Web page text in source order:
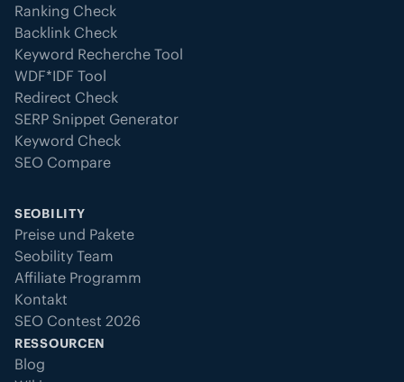
Ranking Check
Backlink Check
Keyword Recherche Tool
WDF*IDF Tool
Redirect Check
SERP Snippet Generator
Keyword Check
SEO Compare
SEOBILITY
Preise und Pakete
Seobility Team
Affiliate Programm
Kontakt
SEO Contest 2026
RESSOURCEN
Blog